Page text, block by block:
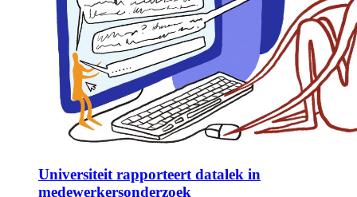
Universiteit rapporteert datalek in
medewerkersonderzoek